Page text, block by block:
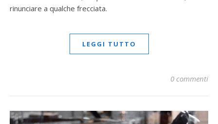
rinunciare a qualche frecciata.
LEGGI TUTTO
0 commenti